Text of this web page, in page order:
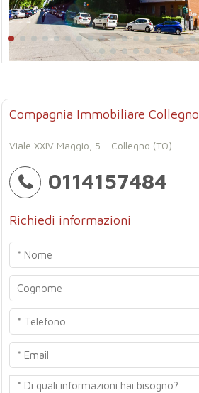
Compagnia Immobiliare Collegno
Viale XXIV Maggio, 5 - Collegno (TO)
0114157484
Richiedi informazioni